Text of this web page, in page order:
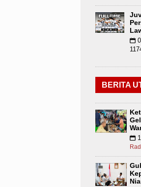
📅
BERITA
📅